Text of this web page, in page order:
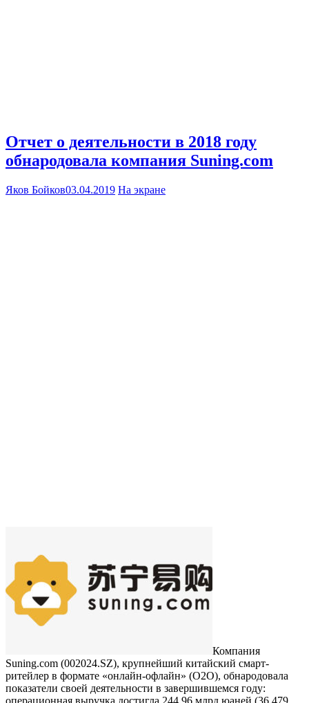
Отчет о деятельности в 2018 году
обнародовала компания Suning.com
Яков Бойков03.04.2019 На экране
Компания
Suning.com (002024.SZ), крупнейший китайский смарт-
ритейлер в формате «онлайн-офлайн» (O2O), обнародовала
показатели своей деятельности в завершившемся году:
операционная выручка достигла 244,96 млрд юаней (36,479